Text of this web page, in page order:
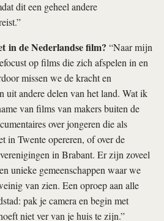
dit een geheel andere
in de Nederlandse film? “Naar mijn
op films die zich afspelen in en
missen we de kracht en
uit andere delen van het land. Wat ik
van films van makers buiten de
over jongeren die als
in Twente opereren, of over de
in Brabant. Er zijn zoveel
unieke gemeenschappen waar we
van zien. Een oproep aan alle
pak je camera en begin met
niet ver van je huis te zijn.”